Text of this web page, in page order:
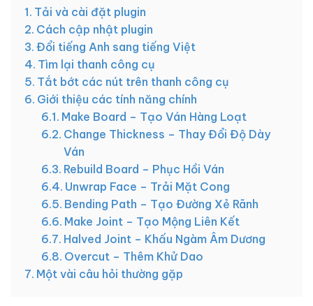
Tải và cài đặt plugin
Cách cập nhật plugin
Đổi tiếng Anh sang tiếng Việt
Tìm lại thanh công cụ
Tắt bớt các nút trên thanh công cụ
Giới thiệu các tính năng chính
Make Board – Tạo Ván Hàng Loạt
Change Thickness – Thay Đổi Độ Dày
Ván
Rebuild Board – Phục Hồi Ván
Unwrap Face – Trải Mặt Cong
Bending Path – Tạo Đường Xẻ Rãnh
Make Joint – Tạo Mộng Liên Kết
Halved Joint – Khấu Ngàm Âm Dương
Overcut – Thêm Khử Dao
Một vài câu hỏi thường gặp